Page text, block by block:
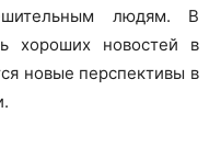
людям. В
хороших новостей в
новые перспективы в